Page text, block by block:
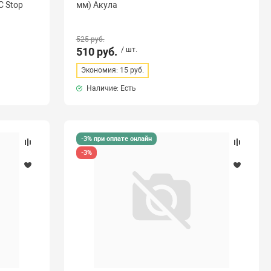
Stop мм) Акула
525 руб.
510 руб. / шт.
Экономия: 15 руб.
Наличие: Есть
-3% при оплате онлайн
-3%